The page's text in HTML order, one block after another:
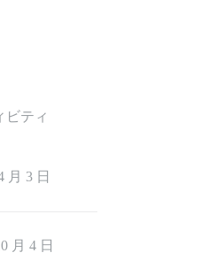
ビティ
月 3 日
月 4 日